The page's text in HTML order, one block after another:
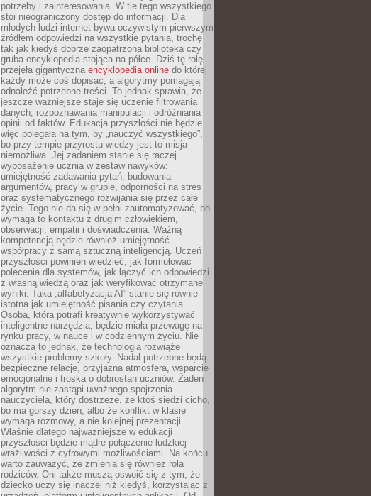
potrzeby i zainteresowania. W tle tego wszystkiego
stoi nieograniczony dostęp do informacji. Dla
młodych ludzi internet bywa oczywistym pierwszym
źródłem odpowiedzi na wszystkie pytania, trochę
tak jak kiedyś dobrze zaopatrzona biblioteka czy
gruba encyklopedia stojąca na półce. Dziś tę rolę
przejęła gigantyczna encyklopedia online do której
każdy może coś dopisać, a algorytmy pomagają
odnaleźć potrzebne treści. To jednak sprawia, że
jeszcze ważniejsze staje się uczenie filtrowania
danych, rozpoznawania manipulacji i odróżniania
opinii od faktów. Edukacja przyszłości nie będzie
więc polegała na tym, by „nauczyć wszystkiego”,
bo przy tempie przyrostu wiedzy jest to misja
niemożliwa. Jej zadaniem stanie się raczej
wyposażenie ucznia w zestaw nawyków:
umiejętność zadawania pytań, budowania
argumentów, pracy w grupie, odporności na stres
oraz systematycznego rozwijania się przez całe
życie. Tego nie da się w pełni zautomatyzować, bo
wymaga to kontaktu z drugim człowiekiem,
obserwacji, empatii i doświadczenia. Ważną
kompetencją będzie również umiejętność
współpracy z samą sztuczną inteligencją. Uczeń
przyszłości powinien wiedzieć, jak formułować
polecenia dla systemów, jak łączyć ich odpowiedzi
z własną wiedzą oraz jak weryfikować otrzymane
wyniki. Taka „alfabetyzacja AI” stanie się równie
istotna jak umiejętność pisania czy czytania.
Osoba, która potrafi kreatywnie wykorzystywać
inteligentne narzędzia, będzie miała przewagę na
rynku pracy, w nauce i w codziennym życiu. Nie
oznacza to jednak, że technologia rozwiąże
wszystkie problemy szkoły. Nadal potrzebne będą
bezpieczne relacje, przyjazna atmosfera, wsparcie
emocjonalne i troska o dobrostan uczniów. Żaden
algorytm nie zastąpi uważnego spojrzenia
nauczyciela, który dostrzeże, że ktoś siedzi cicho,
bo ma gorszy dzień, albo że konflikt w klasie
wymaga rozmowy, a nie kolejnej prezentacji.
Właśnie dlatego najważniejsze w edukacji
przyszłości będzie mądre połączenie ludzkiej
wrażliwości z cyfrowymi możliwościami. Na końcu
warto zauważyć, że zmienia się również rola
rodziców. Oni także muszą oswoić się z tym, że
dziecko uczy się inaczej niż kiedyś, korzystając z